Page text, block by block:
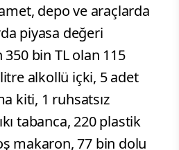
depo ve araçlarda
piyasa değeri
bin TL olan 115
alkollü içki, 5 adet
kiti, 1 ruhsatsız
tabanca, 220 plastik
makaron, 77 bin dolu